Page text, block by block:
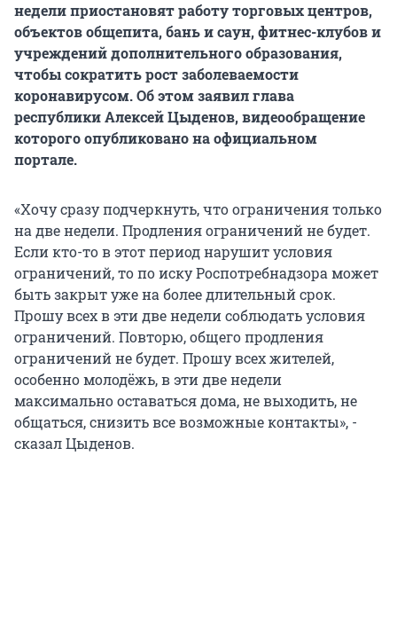
недели приостановят работу торговых центров,
объектов общепита, бань и саун, фитнес-клубов и
учреждений дополнительного образования,
чтобы сократить рост заболеваемости
коронавирусом. Об этом заявил глава
республики Алексей Цыденов, видеообращение
которого опубликовано на официальном
портале.
«Хочу сразу подчеркнуть, что ограничения только
на две недели. Продления ограничений не будет.
Если кто-то в этот период нарушит условия
ограничений, то по иску Роспотребнадзора может
быть закрыт уже на более длительный срок.
Прошу всех в эти две недели соблюдать условия
ограничений. Повторю, общего продления
ограничений не будет. Прошу всех жителей,
особенно молодёжь, в эти две недели
максимально оставаться дома, не выходить, не
общаться, снизить все возможные контакты», -
сказал Цыденов.